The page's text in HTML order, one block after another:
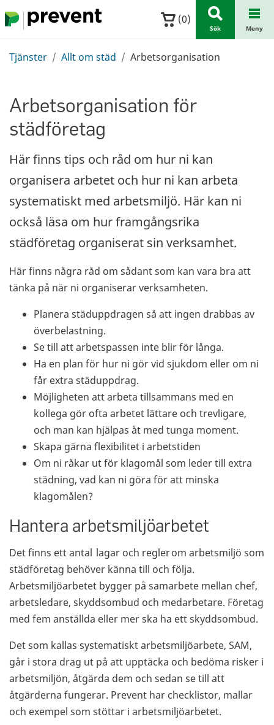
Hoppa till huvudinnehållet (0)
Sök Meny
Tjänster Allt om städ Arbetsorganisation
Arbetsorganisation för
städföretag
Här finns tips och råd om hur ni kan
organisera arbetet och hur ni kan arbeta
systematiskt med arbetsmiljö. Här kan ni
också läsa om hur framgångsrika
städföretag organiserat sin verksamhet.
Här finns några råd om sådant som kan vara bra att
tänka på när ni organiserar verksamheten.
Planera städuppdragen så att ingen drabbas av
överbelastning.
Se till att arbetspassen inte blir för långa.
Ha en plan för hur ni gör vid sjukdom eller om ni
får extra städuppdrag.
Möjligheten att arbeta tillsammans med en
kollega gör ofta arbetet lättare och trevligare,
och man kan hjälpas åt med tunga moment.
Skapa gärna flexibilitet i arbetstiden
Om ni råkar ut för klagomål som leder till extra
städning, vad kan ni göra för att minska
klagomålen?
Hantera arbetsmiljöarbetet
Det finns ett antal lagar och regler om arbetsmiljö som
städföretag behöver känna till och följa.
Arbetsmiljöarbetet bygger på samarbete mellan chef,
arbetsledare, skyddsombud och medarbetare. Företag
med fem anställda eller mer ska ha ett skyddsombud.
Det som kallas systematiskt arbetsmiljöarbete, SAM,
går i stora drag ut på att upptäcka och bedöma risker i
arbetsmiljön, åtgärda dem och sedan se till att
åtgärderna fungerar. Prevent har checklistor, mallar
och exempel som stöttar i arbetsmiljöarbetet.